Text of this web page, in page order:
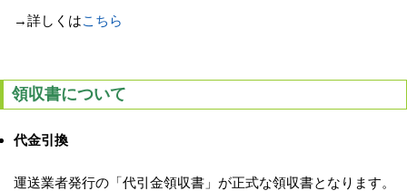
→詳しくはこちら
領収書について
代金引換
運送業者発行の「代引金領収書」が正式な領収書となります。